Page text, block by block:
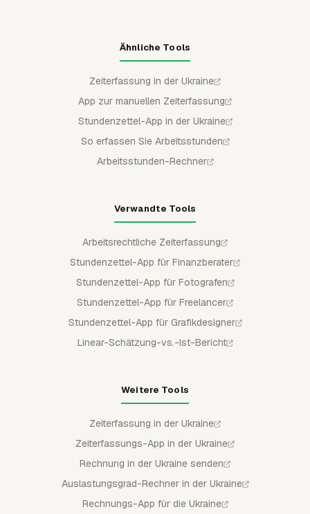
Ähnliche Tools
Zeiterfassung in der Ukraine
App zur manuellen Zeiterfassung
Stundenzettel-App in der Ukraine
So erfassen Sie Arbeitsstunden
Arbeitsstunden-Rechner
Verwandte Tools
Arbeitsrechtliche Zeiterfassung
Stundenzettel-App für Finanzberater
Stundenzettel-App für Fotografen
Stundenzettel-App für Freelancer
Stundenzettel-App für Grafikdesigner
Linear-Schätzung-vs.-Ist-Bericht
Weitere Tools
Zeiterfassung in der Ukraine
Zeiterfassungs-App in der Ukraine
Rechnung in der Ukraine senden
Auslastungsgrad-Rechner in der Ukraine
Rechnungs-App für die Ukraine